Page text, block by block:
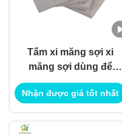
Tấm xi măng sợi xi
măng sợi dùng để
trang trí nội ngoại thất
Nhận được giá tốt nhất